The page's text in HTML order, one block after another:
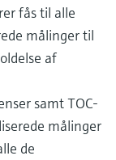
fås til alle
målinger til
af
samt TOC-
målinger
de